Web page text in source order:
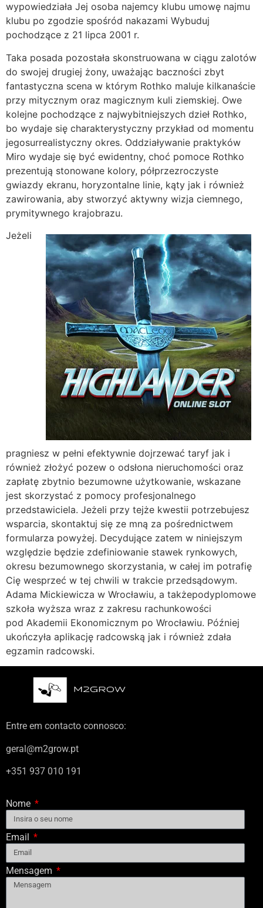
wypowiedziała Jej osoba najemcy klubu umowę najmu
klubu po zgodzie spośród nakazami Wybuduj
pochodzące z 21 lipca 2001 r.
Taka posada pozostała skonstruowana w ciągu zalotów
do swojej drugiej żony, uważając baczności zbyt
fantastyczna scena w którym Rothko maluje kilkanaście
przy mitycznym oraz magicznym kuli ziemskiej. Owe
kolejne pochodzące z najwybitniejszych dzieł Rothko,
bo wydaje się charakterystyczny przykład od momentu
jegosurrealistyczny okres. Oddziaływanie praktyków
Miro wydaje się być ewidentny, choć pomoce Rothko
prezentują stonowane kolory, półprzezroczyste
gwiazdy ekranu, horyzontalne linie, kąty jak i również
zawirowania, aby stworzyć aktywny wizja ciemnego,
prymitywnego krajobrazu.
Jeżeli
pragniesz w pełni efektywnie dojrzewać taryf jak i
również złożyć pozew o odsłona nieruchomości oraz
zapłatę zbytnio bezumowne użytkowanie, wskazane
jest skorzystać z pomocy profesjonalnego
przedstawiciela. Jeżeli przy tejże kwestii potrzebujesz
wsparcia, skontaktuj się ze mną za pośrednictwem
formularza powyżej. Decydujące zatem w niniejszym
względzie będzie zdefiniowanie stawek rynkowych,
okresu bezumownego skorzystania, w całej im potrafię
Cię wesprzeć w tej chwili w trakcie przedsądowym.
Adama Mickiewicza w Wrocławiu, a takżepodyplomowe
szkoła wyższa wraz z zakresu rachunkowości
pod Akademii Ekonomicznym po Wrocławiu. Później
ukończyła aplikację radcowską jak i również zdała
egzamin radcowski.
Entre em contacto connosco:
geral@m2grow.pt
+351 937 010 191
Nome
Email
Mensagem